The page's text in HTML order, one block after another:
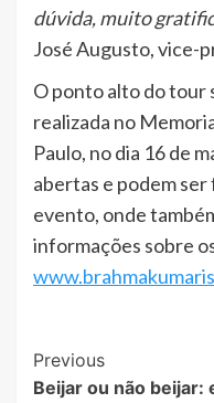
dúvida, muito
José Augusto, vice-
O ponto alto do tour
realizada no
Paulo, no dia 16 de
abertas e podem
evento, onde
informações sobre
Post
Previous
Beijar ou não beijar: